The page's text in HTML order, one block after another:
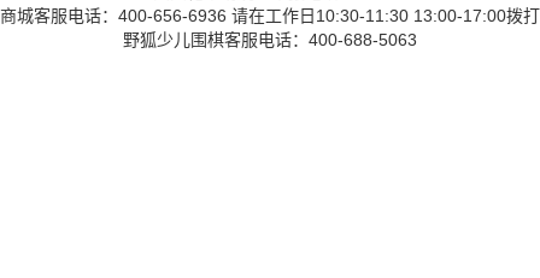
商城客服电话：400-656-6936 请在工作日10:30-11:30 13:00-17:00拨打
野狐少儿围棋客服电话：400-688-5063